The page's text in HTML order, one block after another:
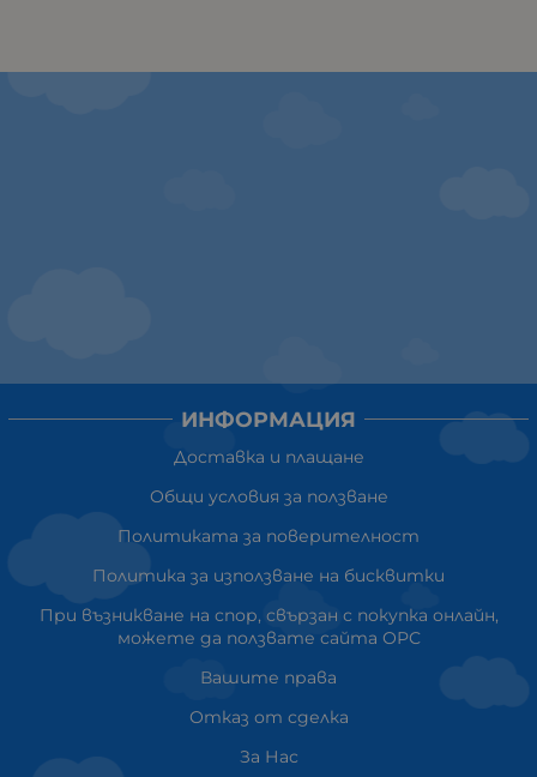
ИНФОРМАЦИЯ
Доставка и плащане
Общи условия за ползване
Политиката за поверителност
Политика за използване на бисквитки
При възникване на спор, свързан с покупка онлайн,
можете да ползвате сайта ОРС
Вашите права
Отказ от сделка
За Нас